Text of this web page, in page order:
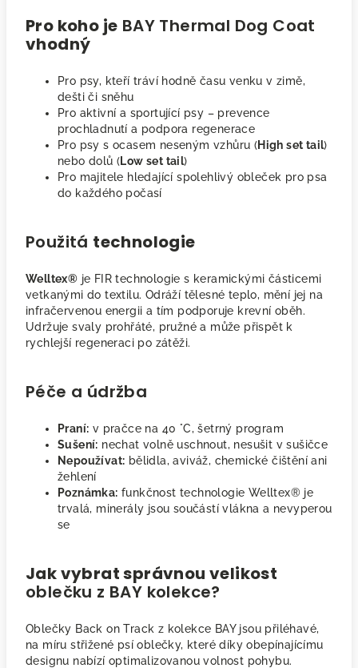
Pro koho je BAY Thermal Dog Coat
vhodný
Pro psy, kteří tráví hodně času venku v zimě,
dešti či sněhu
Pro aktivní a sportující psy – prevence
prochladnutí a podpora regenerace
Pro psy s ocasem neseným vzhůru (High set tail)
nebo dolů (Low set tail)
Pro majitele hledající spolehlivý obleček pro psa
do každého počasí
Použitá technologie
Welltex® je FIR technologie s keramickými částicemi
vetkanými do textilu. Odráží tělesné teplo, mění jej na
infračervenou energii a tím podporuje krevní oběh.
Udržuje svaly prohřáté, pružné a může přispět k
rychlejší regeneraci po zátěži.
Péče a údržba
Praní: v pračce na 40 °C, šetrný program
Sušení: nechat volně uschnout, nesušit v sušičce
Nepoužívat: bělidla, aviváž, chemické čištění ani
žehlení
Poznámka: funkčnost technologie Welltex® je
trvalá, minerály jsou součástí vlákna a nevyperou
se
Jak vybrat správnou velikost
oblečku z BAY kolekce?
Oblečky Back on Track z kolekce BAY jsou přiléhavé,
na míru střižené psí oblečky, které díky obepínajícímu
designu nabízí optimalizovanou volnost pohybu.